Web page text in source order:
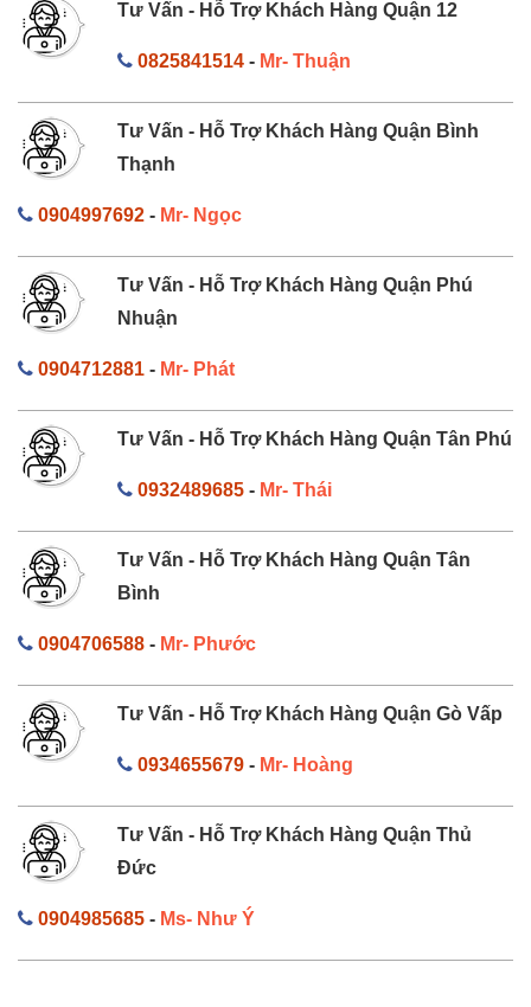
Tư Vấn - Hỗ Trợ Khách Hàng Quận 12
0825841514- Mr- Thuận
Tư Vấn - Hỗ Trợ Khách Hàng Quận Bình
Thạnh
0904997692 - Mr- Ngọc
Tư Vấn - Hỗ Trợ Khách Hàng Quận Phú
Nhuận
0904712881 - Mr- Phát
Tư Vấn - Hỗ Trợ Khách Hàng Quận Tân Phú
0932489685- Mr- Thái
Tư Vấn - Hỗ Trợ Khách Hàng Quận Tân
Bình
0904706588 - Mr- Phước
Tư Vấn - Hỗ Trợ Khách Hàng Quận Gò Vấp
0934655679- Mr- Hoàng
Tư Vấn - Hỗ Trợ Khách Hàng Quận Thủ
Đức
0904985685 - Ms- Như Ý